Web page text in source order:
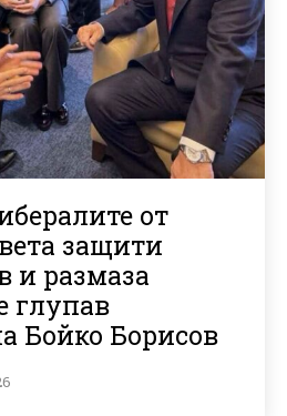
от
защити
и размаза
глупав
Бойко Борисов